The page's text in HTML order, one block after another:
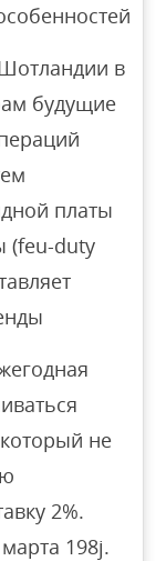
в
будущие
платы
(feu-duty
не
2%.
198j.